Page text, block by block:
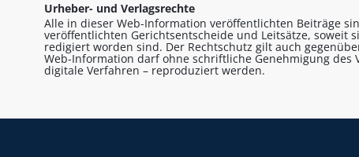
Urheber- und Verlagsrechte
Alle in dieser Web-Information veröffentlichten Beiträge
veröffentlichten Gerichtsentscheide und Leitsätze, soweit
redigiert worden sind. Der Rechtschutz gilt auch
Web-Information darf ohne schriftliche Genehmigung
digitale Verfahren – reproduziert werden.